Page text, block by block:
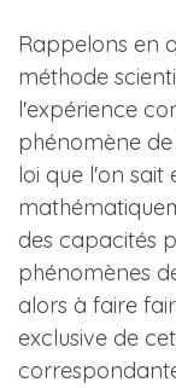
Rappelons en
méthode
l'expérience
phénomène
loi que l'on sait
des capacités
phénomènes
alors à faire
exclusive de